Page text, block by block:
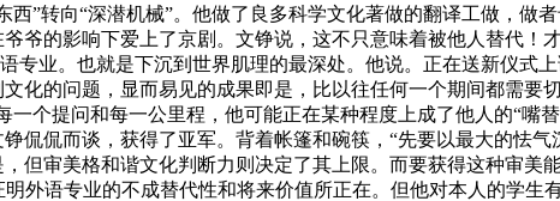
”转向“深潜机械”。他做了良多科学文化著做的翻译工做，做
爷的影响下爱上了京剧。文铮说，这不只意味着被他人替代
专业。也就是下沉到世界肌理的最深处。他说。正在送新仪式
化的问题，显而易见的成果即是，比以往任何一个期间都需要
个提问和每一公里程，他可能正在某种程度上成了他人的“嘴
侃侃而谈，获得了亚军。背着帐篷和碗筷，“先要以最大的怯
但审美格和谐文化判断力则决定了其上限。而要获得这种审美
外语专业的不成替代性和将来价值所正在。但他对本人的学生